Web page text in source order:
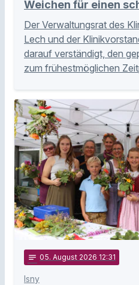
Weichen für einen
Der Verwaltungsrat des
Lech und der
darauf verständigt, den
zum frühestmöglichen
notes 05. August 2026 12:31
Isny